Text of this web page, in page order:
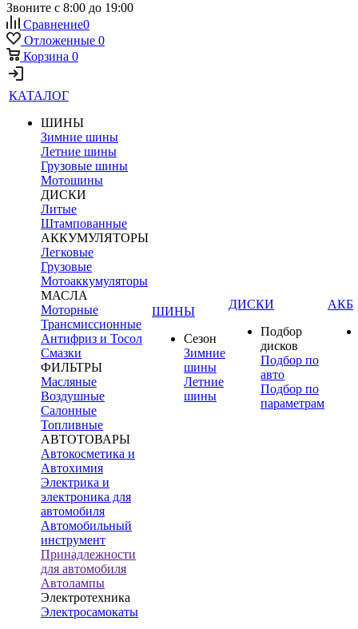
Звоните с 8:00 до 19:00
Сравнение0
Отложенные 0
Корзина 0
КАТАЛОГ
ШИНЫ
Зимние шины
Летние шины
Грузовые шины
Мотошины
ДИСКИ
Литые
Штампованные
АККУМУЛЯТОРЫ
Легковые
Грузовые
Мотоаккумуляторы
МАСЛА
Моторные
Трансмиссионные
Антифриз и Тосол
Смазки
ФИЛЬТРЫ
Масляные
Воздушные
Салонные
Топливные
АВТОТОВАРЫ
Автокосметика и
Автохимия
Электрика и
электроника для
автомобиля
Автомобильный
инструмент
Принадлежности
для автомобиля
Автолампы
Электротехника
Электросамокаты
ШИНЫ
Сезон
Зимние
шины
Летние
шины
ДИСКИ
Подбор
дисков
Подбор по
авто
Подбор по
параметрам
АКБ